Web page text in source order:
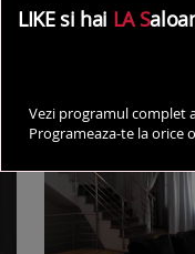
AI UN SALON?
LIKE si hai LA S
Vezi programul complet
Programeaza-te la orice